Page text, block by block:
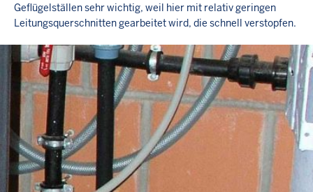
Geflügelställen sehr wichtig, weil hier mit relativ geringen
Leitungsquerschnitten gearbeitet wird, die schnell verstopfen.